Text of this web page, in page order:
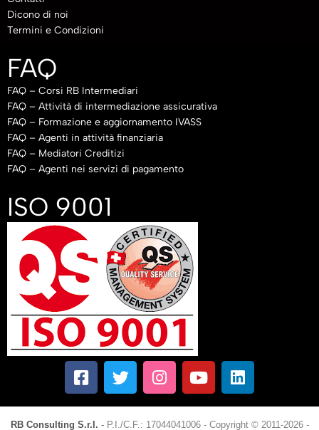
Dicono di noi
Termini e Condizioni
FAQ
FAQ – Corsi RB Intermediari
FAQ – Attività di intermediazione assicurativa
FAQ – Formazione e aggiornamento IVASS
FAQ – Agenti in attività finanziaria
FAQ – Mediatori Creditizi
FAQ – Agenti nei servizi di pagamento
ISO 9001
RB Consulting S.r.l. - P.I./C.F.: 17044041006 - Copyright © 2011-2026 -